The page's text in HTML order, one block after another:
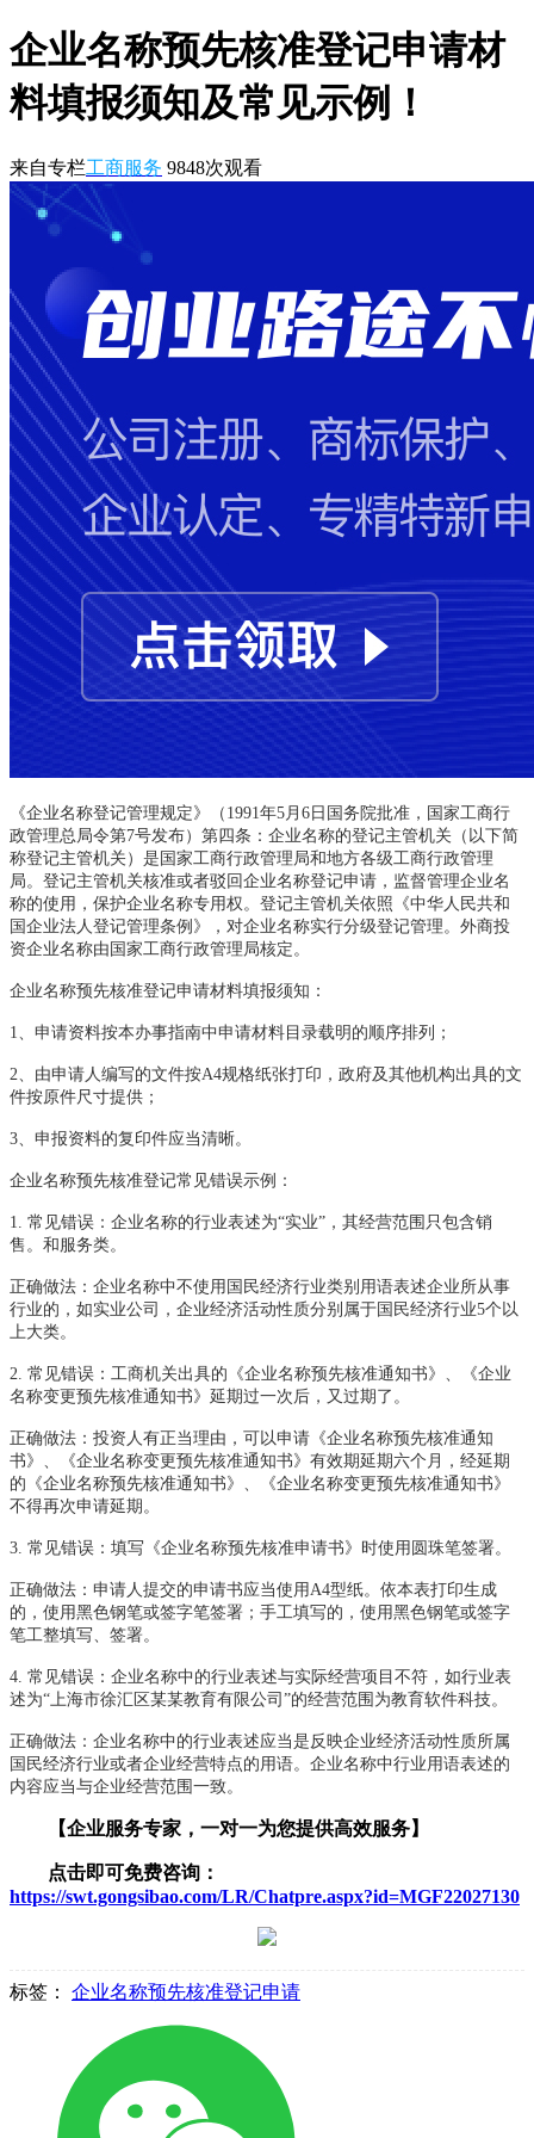
企业名称预先核准登记申请材
料填报须知及常见示例！
来自专栏工商服务 9848次观看
《企业名称登记管理规定》（1991年5月6日国务院批准，国家工商行
政管理总局令第7号发布）第四条：企业名称的登记主管机关（以下简
称登记主管机关）是国家工商行政管理局和地方各级工商行政管理
局。登记主管机关核准或者驳回企业名称登记申请，监督管理企业名
称的使用，保护企业名称专用权。登记主管机关依照《中华人民共和
国企业法人登记管理条例》，对企业名称实行分级登记管理。外商投
资企业名称由国家工商行政管理局核定。
企业名称预先核准登记申请材料填报须知：
1 、申请资料按本办事指南中申请材料目录载明的顺序排列；
2 、由申请人编写的文件按A4规格纸张打印，政府及其他机构出具的文
件按原件尺寸提供；
3 、申报资料的复印件应当清晰。
企业名称预先核准登记常见错误示例：
1. 常见错误：企业名称的行业表述为“实业”，其经营范围只包含销
售。和服务类。
正确做法：企业名称中不使用国民经济行业类别用语表述企业所从事
行业的，如实业公司，企业经济活动性质分别属于国民经济行业5个以
上大类。
2. 常见错误：工商机关出具的《企业名称预先核准通知书》、《企业
名称变更预先核准通知书》延期过一次后，又过期了。
正确做法：投资人有正当理由，可以申请《企业名称预先核准通知
书》、《企业名称变更预先核准通知书》有效期延期六个月，经延期
的《企业名称预先核准通知书》、《企业名称变更预先核准通知书》
不得再次申请延期。
3. 常见错误：填写《企业名称预先核准申请书》时使用圆珠笔签署。
正确做法：申请人提交的申请书应当使用A4型纸。依本表打印生成
的，使用黑色钢笔或签字笔签署；手工填写的，使用黑色钢笔或签字
笔工整填写、签署。
4. 常见错误：企业名称中的行业表述与实际经营项目不符，如行业表
述为“上海市徐汇区某某教育有限公司”的经营范围为教育软件科技。
正确做法：企业名称中的行业表述应当是反映企业经济活动性质所属
国民经济行业或者企业经营特点的用语。企业名称中行业用语表述的
内容应当与企业经营范围一致。
【企业服务专家，一对一为您提供高效服务】
点击即可免费咨询：
https://swt.gongsibao.com/LR/Chatpre.aspx?id=MGF22027130
标签： 企业名称预先核准登记申请